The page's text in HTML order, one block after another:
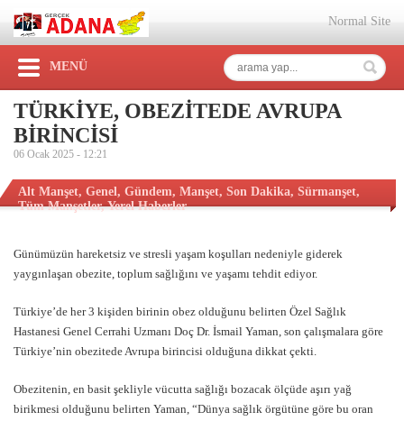
Normal Site
MENÜ
TÜRKİYE, OBEZİTEDE AVRUPA
BİRİNCİSİ
06 Ocak 2025 - 12:21
Alt Manşet, Genel, Gündem, Manşet, Son Dakika, Sürmanşet,
Tüm Manşetler,Yerel Haberler
Günümüzün hareketsiz ve stresli yaşam koşulları nedeniyle giderek
yaygınlaşan obezite, toplum sağlığını ve yaşamı tehdit ediyor.
Türkiye’de her 3 kişiden birinin obez olduğunu belirten Özel Sağlık
Hastanesi Genel Cerrahi Uzmanı Doç Dr. İsmail Yaman, son çalışmalara göre
Türkiye’nin obezitede Avrupa birincisi olduğuna dikkat çekti.
Obezitenin, en basit şekliyle vücutta sağlığı bozacak ölçüde aşırı yağ
birikmesi olduğunu belirten Yaman, “Dünya sağlık örgütüne göre bu oran